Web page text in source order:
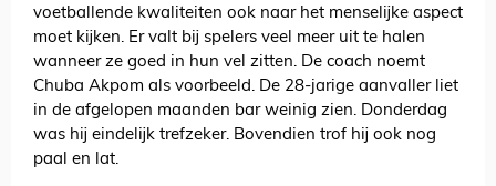
voetballende kwaliteiten ook naar het menselijke aspect
moet kijken. Er valt bij spelers veel meer uit te halen
wanneer ze goed in hun vel zitten. De coach noemt
Chuba Akpom als voorbeeld. De 28-jarige aanvaller liet
in de afgelopen maanden bar weinig zien. Donderdag
was hij eindelijk trefzeker. Bovendien trof hij ook nog
paal en lat.